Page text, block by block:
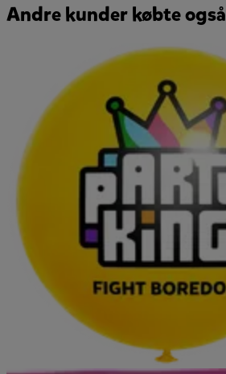
Andre kunder købte også